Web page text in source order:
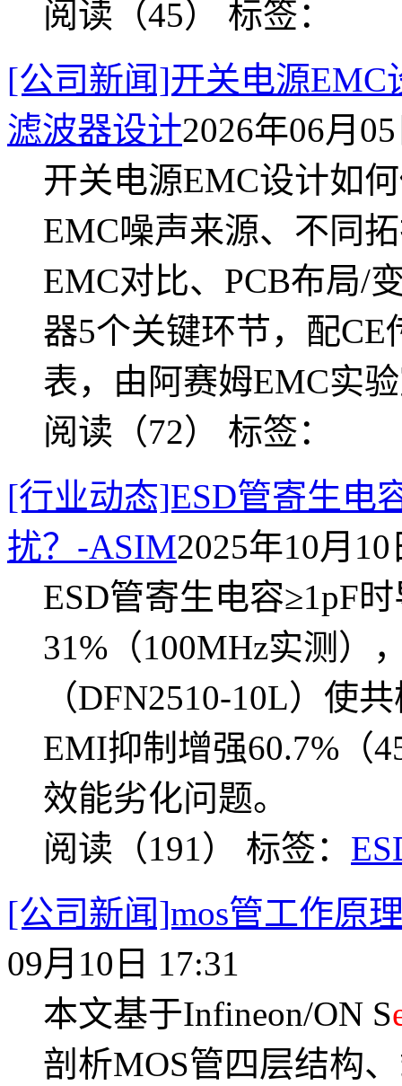
阅读（45） 标签：
[公司新闻]开关电源
滤波器设计2026年06月
开关电源EMC设计如
EMC噪声来源、不同
EMC对比、PCB布局/
器5个关键环节，配
表，由阿赛姆EMC实
阅读（72） 标签：
[行业动态]ESD管寄生电
扰？-ASIM2025年10月10
ESD管寄生电容≥1pF
31%（100MHz实测）
（DFN2510-10L）使
EMI抑制增强60.7%（
效能劣化问题。
阅读（191） 标签：
[公司新闻]mos管工作原
09月10日 17:31
本文基于Infineon/ON S
剖析MOS管四层结构